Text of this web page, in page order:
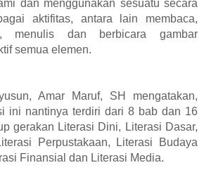
dan menggunakan sesuatu secara
aktifitas, antara lain membaca,
menulis dan berbicara gambar
semua elemen.
Amar Maruf, SH mengatakan,
ini nantinya terdiri dari 8 bab dan 16
gerakan Literasi Dini, Literasi Dasar,
Perpustakaan, Literasi Budaya
Finansial dan Literasi Media.